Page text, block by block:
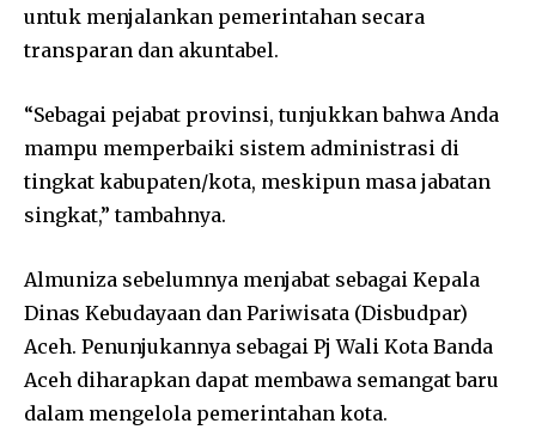
untuk menjalankan pemerintahan secara
transparan dan akuntabel.
“Sebagai pejabat provinsi, tunjukkan bahwa Anda
mampu memperbaiki sistem administrasi di
tingkat kabupaten/kota, meskipun masa jabatan
singkat,” tambahnya.
Almuniza sebelumnya menjabat sebagai Kepala
Dinas Kebudayaan dan Pariwisata (Disbudpar)
Aceh. Penunjukannya sebagai Pj Wali Kota Banda
Aceh diharapkan dapat membawa semangat baru
dalam mengelola pemerintahan kota.